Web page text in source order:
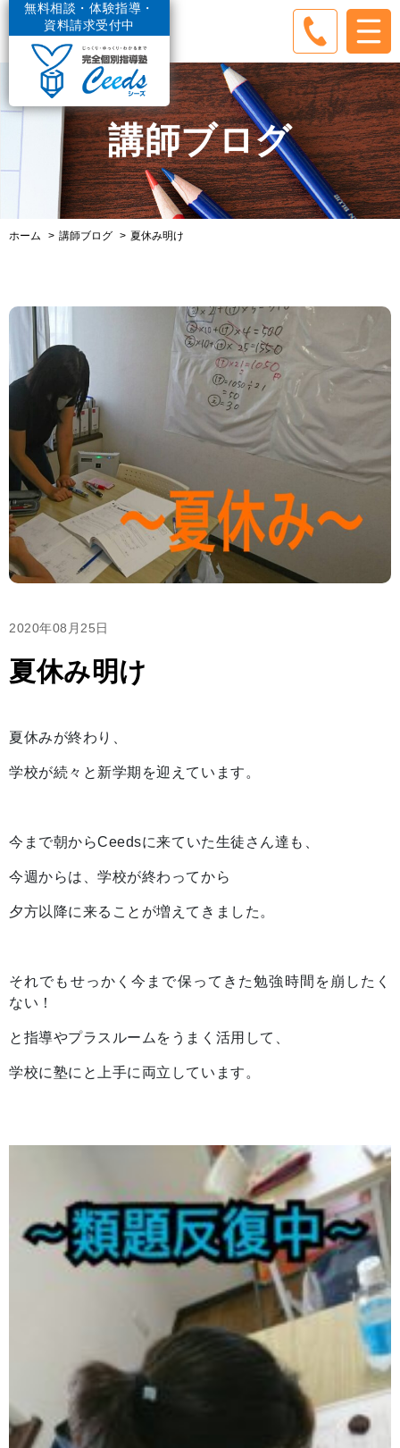
無料相談・体験指導・
資料請求受付中
講師ブログ
ホーム 講師ブログ 夏休み明け
2020年08月25日
夏休み明け
夏休みが終わり、
学校が続々と新学期を迎えています。
今まで朝からCeedsに来ていた生徒さん達も、
今週からは、学校が終わってから
夕方以降に来ることが増えてきました。
それでもせっかく今まで保ってきた勉強時間を崩したく
ない！
と指導やプラスルームをうまく活用して、
学校に塾にと上手に両立しています。